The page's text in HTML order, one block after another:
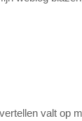
valt op